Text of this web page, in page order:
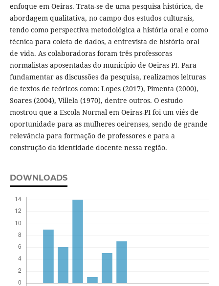
enfoque em Oeiras. Trata-se de uma pesquisa histórica, de
abordagem qualitativa, no campo dos estudos culturais,
tendo como perspectiva metodológica a história oral e como
técnica para coleta de dados, a entrevista de história oral
de vida. As colaboradoras foram três professoras
normalistas aposentadas do município de Oeiras-PI. Para
fundamentar as discussões da pesquisa, realizamos leituras
de textos de teóricos como: Lopes (2017), Pimenta (2000),
Soares (2004), Villela (1970), dentre outros. O estudo
mostrou que a Escola Normal em Oeiras-PI foi um viés de
oportunidade para as mulheres oeirenses, sendo de grande
relevância para formação de professores e para a
construção da identidade docente nessa região.
DOWNLOADS